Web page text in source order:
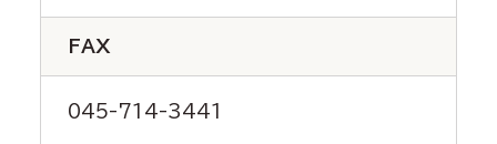
FAX
045-714-3441